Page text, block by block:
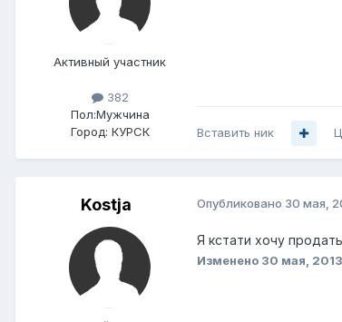
Активный участник
382
Пол:Мужчина
Город: КУРСК Вставить ник
Kostja Опубликовано 30 мая,
Я кстати хочу
Изменено 30 мая, 2013